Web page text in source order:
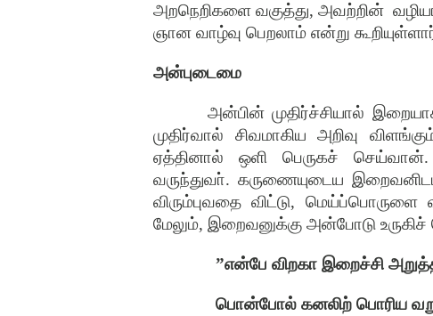
அறநெறிகளை வகுத்து, அவற்றின்
ஞான வாழ்வு பெறலாம் என்று
அன்புடைமை
அன்பின் முதிர்ச்சியால்
முதிர்வால்
சிவமாகிய அறிவு
ஏத்தினால்
ஒளி பெருகச் செய்வான்
வருந்துவா். கருணையுடைய
விரும்புவதை விட்டு, மெய்ப்பொருளை
மேலும், இறைவனுக்கு அன்போடு உருகிச்
”என்பே விறகா இறைச்சி
பொன்போல் கனலிற் பொரிய